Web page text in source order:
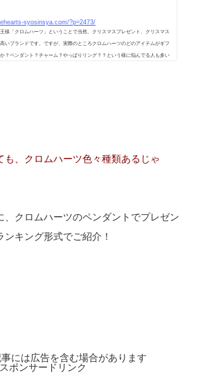
syosinsya.com/?p=2473/
様「クロムハーツ」ということで当然、クリスマスプレゼント、クリスマス
いブランドです。ですが、実際のところクロムハーツのどのアイテムがギフ
か？ペンダント？チャーム？やっぱりリング？？という様に悩んでる人も多い
も、クロムハーツ色々種類あるじゃ
、クロムハーツのペンダントでプレゼン
ンキング形式でご紹介！
事には広告を含む場合があります
スポンサードリンク